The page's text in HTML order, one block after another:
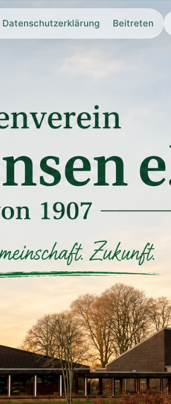
Datenschutzerklärung Beitreten